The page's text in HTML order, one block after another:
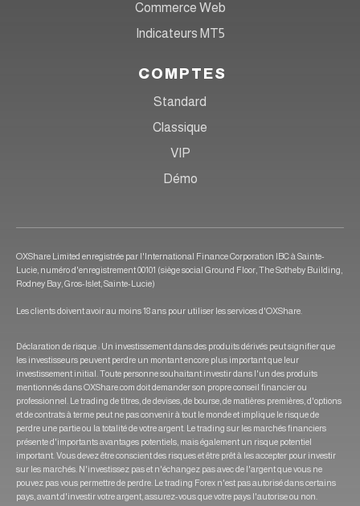
Commerce Web
Indicateurs MT5
COMPTES
Standard
Classique
VIP
Démo
OXShare Limited enregistrée par l'International Finance Corporation IBC à Sainte-
Lucie, numéro d'enregistrement 00101 (siège social Ground Floor, The Sotheby Building,
Rodney Bay, Gros-Islet, Sainte-Lucie)
Les clients doivent avoir au moins 18 ans pour utiliser les services d'OXShare.
Déclaration de risque : Un investissement dans des produits dérivés peut signifier que
les investisseurs peuvent perdre un montant encore plus important que leur
investissement initial. Toute personne souhaitant investir dans l'un des produits
mentionnés dans OXShare.com doit demander son propre conseil financier ou
professionnel. Le trading de titres, de devises, de bourse, de matières premières, d'options
et de contrats à terme peut ne pas convenir à tout le monde et implique le risque de
perdre une partie ou la totalité de votre argent. Le trading sur les marchés financiers
présente d'importants avantages potentiels, mais également un risque potentiel
important. Vous devez être conscient des risques et être prêt à les accepter pour investir
sur les marchés. N'investissez pas et n'échangez pas avec de l'argent que vous ne
pouvez pas vous permettre de perdre. Le trading Forex n'est pas autorisé dans certains
pays, avant d'investir votre argent, assurez-vous que votre pays l'autorise ou non.